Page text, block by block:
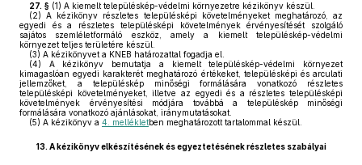
27. § (1) A kiemelt településkép-védelmi környezetre kézikönyv készül.
(2) A kézikönyv részletes településképi követelményeket meghatározó, az
egyedi és a részletes településképi követelmények érvényesítését szolgáló
sajátos szemléletformáló eszköz, amely a kiemelt településkép-védelmi
környezet teljes területére készül.
(3) A kézikönyvet a KNEB határozattal fogadja el.
(4) A kézikönyv bemutatja a kiemelt településkép-védelmi környezet
kimagaslóan egyedi karakterét meghatározó értékeket, településképi és arculati
jellemzőket, a településkép minőségi formálására vonatkozó részletes
településképi követelményeket, illetve az egyedi és a részletes településképi
követelmények érvényesítési módjára továbbá a településkép minőségi
formálására vonatkozó ajánlásokat, iránymutatásokat.
(5) A kézikönyv a 4. mellékletben meghatározott tartalommal készül.
13. A kézikönyv elkészítésének és egyeztetésének részletes szabályai